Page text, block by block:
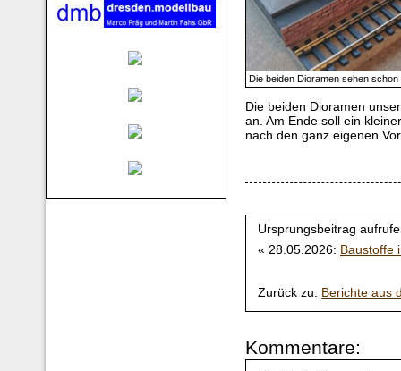
Die beiden Dioramen sehen
Die beiden Dioramen
an. Am Ende soll ein
nach den ganz eigenen
Ursprungsbeitrag
« 28.05.2026: Baustoffe
Zurück zu: Berichte aus
Kommentare: